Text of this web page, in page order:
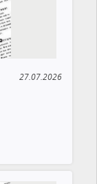
27.07.2026